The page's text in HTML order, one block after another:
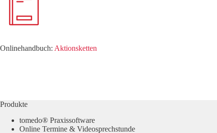
Onlinehandbuch: Aktionsketten
Produkte
tomedo® Praxissoftware
Online Termine & Videosprechstunde